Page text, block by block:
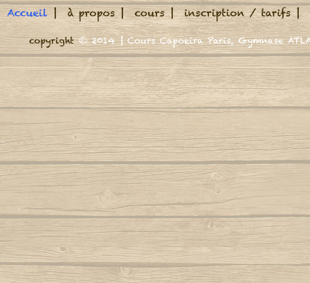
A volta do mundo, é como a maré
Adeus adeus (Boa viagem)
Autor : Mestre Marrom
Africa se uniu
Autor : Mestre Jogo De Dentro
Aidé, negra africana
Autor : Professor Marquinho Coreba
(Capoeira Gerais)
Além-mar
Autor : Graduado Voador (Capoeira Nagô)
Autor : CM
Nega
Nego
Autor : Mestre
Autor :
Maître Waldemar,
Waldemar de
De "Pero Vaz"
Maître Waldemar,
Waldemar de
De "Pero Vaz"
Fabricant de
Sans égal
Refrain
Aujourd'hui je sens
La nostalgie de
Dans la baraque
Refrain